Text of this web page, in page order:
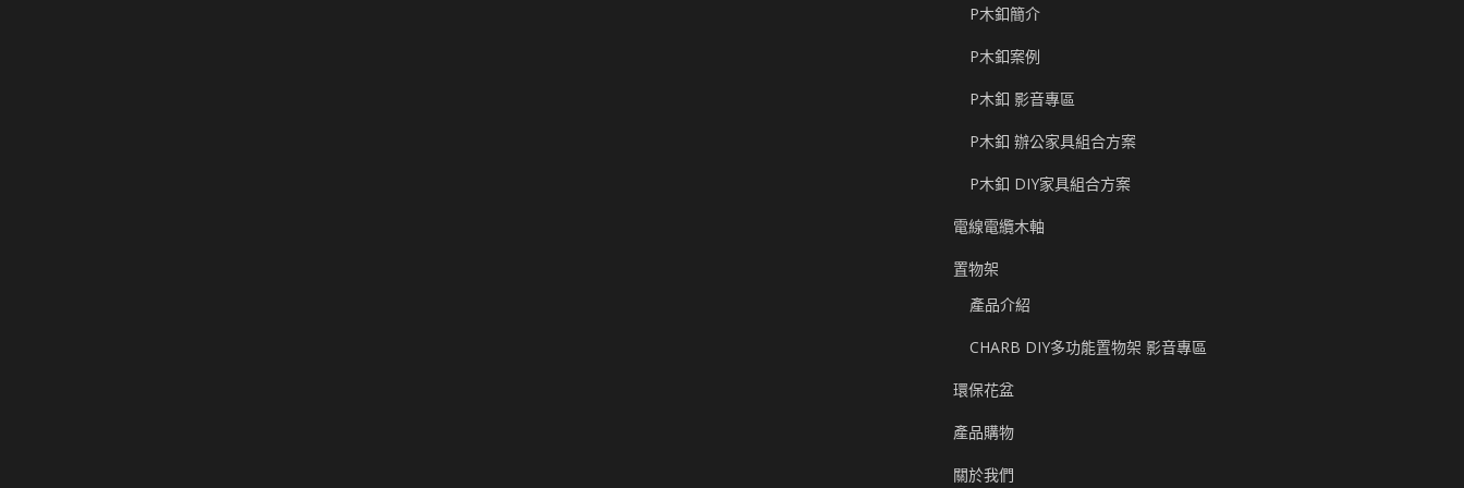
P木釦簡介
P木釦案例
P木釦 影音專區
P木釦 辦公家具組合方案
P木釦 DIY家具組合方案
電線電纜木軸
置物架
產品介紹
CHARB DIY多功能置物架 影音專區
環保花盆
產品購物
關於我們